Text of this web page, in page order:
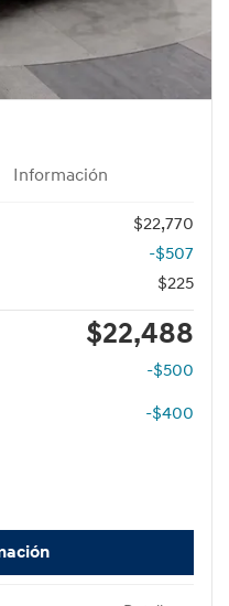
Información
$22,770
-$507
$225
$22,488
-$500
-$400